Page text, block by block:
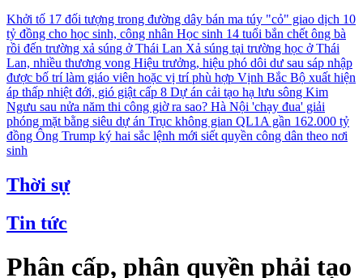
Khởi tố 17 đối tượng trong đường dây bán ma túy "cỏ" giao dịch 10
tỷ đồng cho học sinh, công nhân Học sinh 14 tuổi bắn chết ông bà
rồi đến trường xả súng ở Thái Lan Xả súng tại trường học ở Thái
Lan, nhiều thương vong Hiệu trưởng, hiệu phó dôi dư sau sáp nhập
được bố trí làm giáo viên hoặc vị trí phù hợp Vịnh Bắc Bộ xuất hiện
áp thấp nhiệt đới, gió giật cấp 8 Dự án cải tạo hạ lưu sông Kim
Ngưu sau nửa năm thi công giờ ra sao? Hà Nội 'chạy đua' giải
phóng mặt bằng siêu dự án Trục không gian QL1A gần 162.000 tỷ
đồng Ông Trump ký hai sắc lệnh mới siết quyền công dân theo nơi
sinh
Thời sự
Tin tức
Phân cấp, phân quyền phải tạo